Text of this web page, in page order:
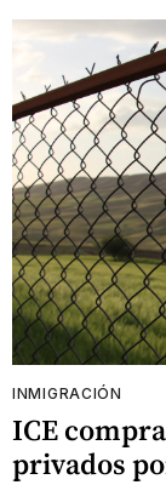
INMIGRACIÓN
ICE
privados